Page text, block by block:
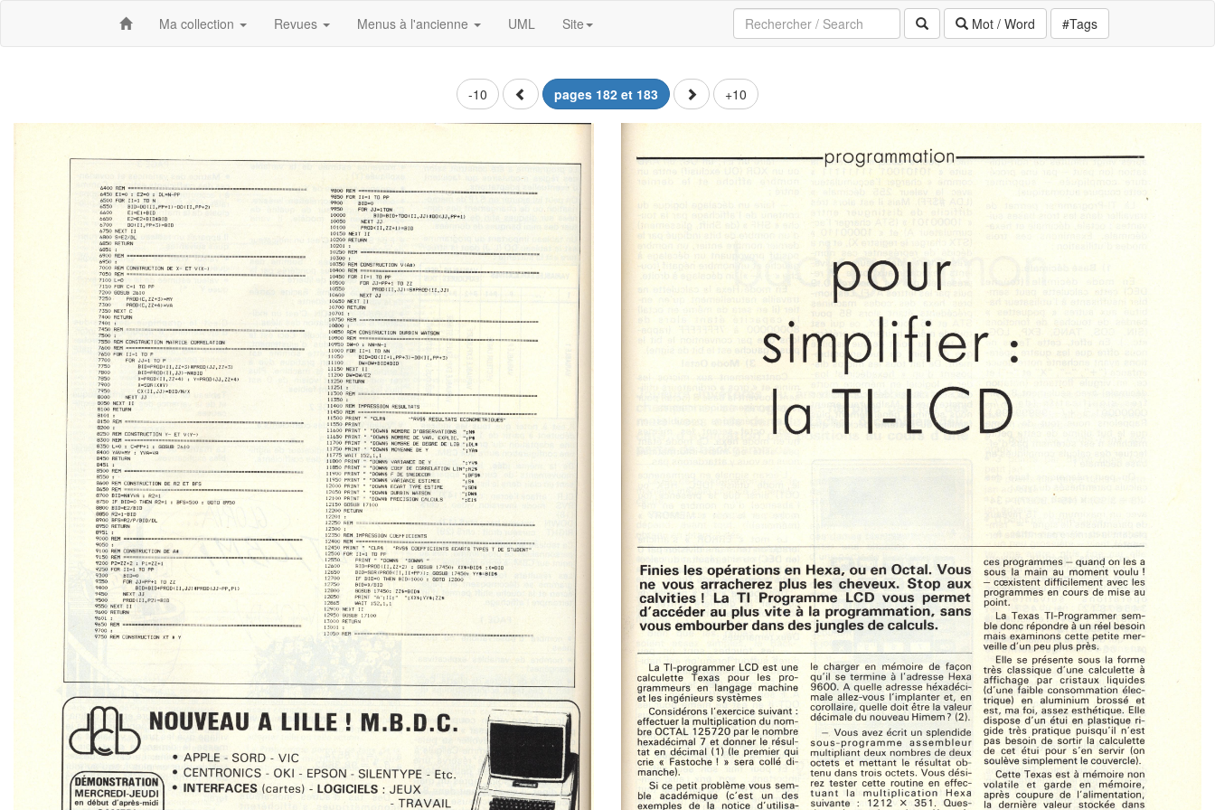
Ma collection Revues Menus à l'ancienne UML Site Mot / Word #Tags
-10 pages 182 et 183 +10